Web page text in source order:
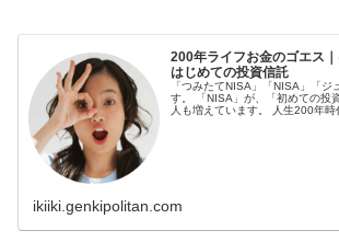
200年ライフお金のゴエス
はじめての投資信託
「つみたてNISA」「NISA」「ジ
す。 「NISA」が、「初めての投
人も増えています。 人生200年時
ikiiki.genkipolitan.com